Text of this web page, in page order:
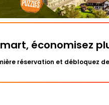
économisez
réservation et débloquez